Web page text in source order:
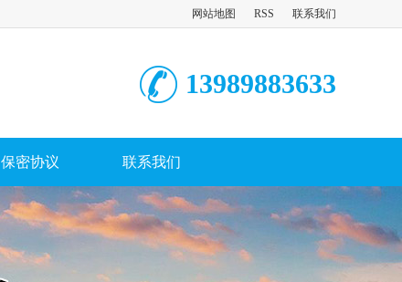
网站地图 RSS 联系我们
13989883633
保密协议 联系我们